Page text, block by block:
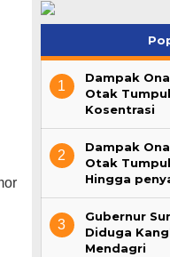
1
Dampak
Otak
Kosentrasi
2
Dampak
Otak
Hingga
3
Gubernur
Diduga
Mendagri